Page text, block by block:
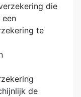
die
te
de